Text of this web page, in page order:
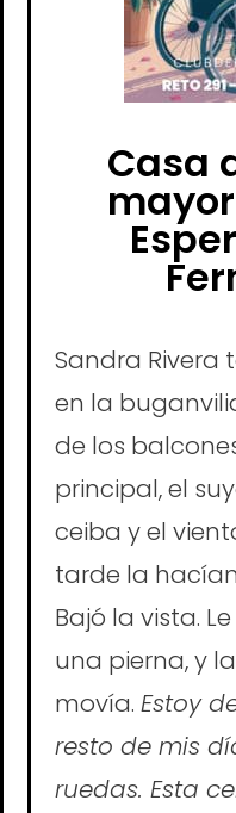
Casa
Sandra Rivera
en la
de los
principal, el
ceiba y el
tarde la
Bajó la vista.
una pierna, y
movía. Estoy
resto de mis
ruedas. Esta